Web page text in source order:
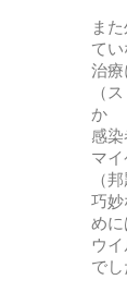
ま
てい
治
（
か
感
マ
（
巧
めに
ウ
でし